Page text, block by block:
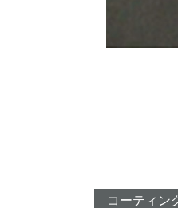
コーティン